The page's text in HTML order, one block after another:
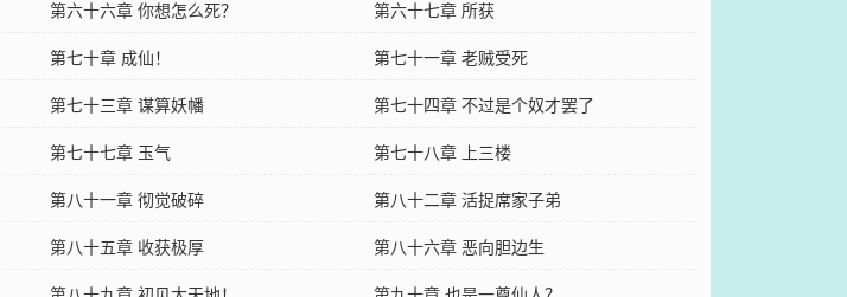
第六十六章 你想怎么死？
第六十七章 所获
第七十章 成仙！
第七十一章 老贼受死
第七十三章 谋算妖幡
第七十四章 不过是个奴才罢了
第七十七章 玉气
第七十八章 上三楼
第八十一章 彻觉破碎
第八十二章 活捉席家子弟
第八十五章 收获极厚
第八十六章 恶向胆边生